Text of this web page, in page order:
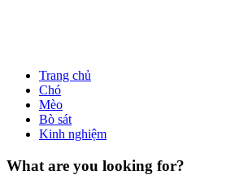
Trang chủ
Chó
Mèo
Bò sát
Kinh nghiệm
What are you looking for?